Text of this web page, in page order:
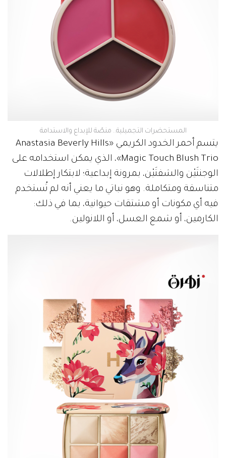
المستحضرات التجميلية.. منصّة للإبداع والاستدامة
يتسم أحمر الخدود الكريمي «Anastasia Beverly Hills
Magic Touch Blush Trio»، الذي يمكن استخدامه على
الوجنتَيْن والشفتَيْن، بمرونة إبداعية؛ لابتكار إطلالات
متناسقة ومتكاملة. وهو نباتي ما يعني أنه لم تُستخدم
فيه أي مكونات أو مشتقات حيوانية، بما في ذلك:
الكارمين، أو شمع العسل، أو اللانولين.